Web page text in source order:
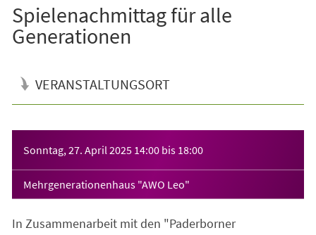
Spielenachmittag für alle
Generationen
VERANSTALTUNGSORT
Sonntag, 27. April 2025 14:00 bis 18:00
Mehrgenerationenhaus "AWO Leo"
In Zusammenarbeit mit den "Paderborner